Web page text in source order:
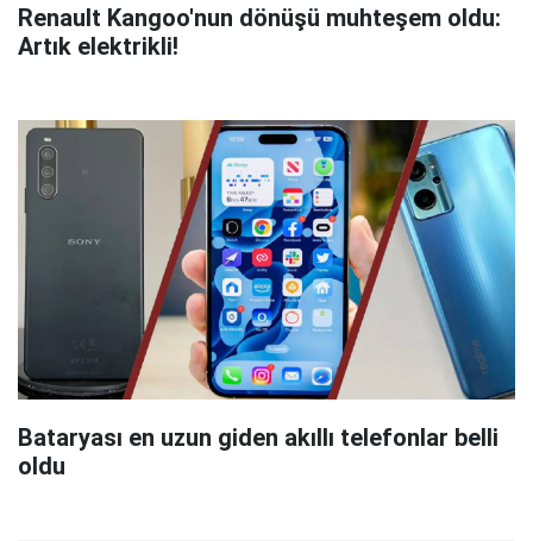
Renault Kangoo'nun dönüşü muhteşem oldu:
Artık elektrikli!
Bataryası en uzun giden akıllı telefonlar belli
oldu